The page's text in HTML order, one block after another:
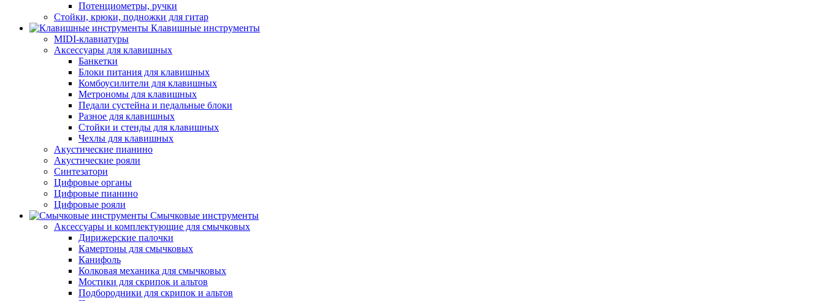
Потенциометры, ручки
Стойки, крюки, подножки для гитар
Клавишные инструменты
MIDI-клавиатуры
Аксессуары для клавишных
Банкетки
Блоки питания для клавишных
Комбоусилители для клавишных
Метрономы для клавишных
Педали сустейна и педальные блоки
Разное для клавишных
Стойки и стенды для клавишных
Чехлы для клавишных
Акустические пианино
Акустические рояли
Синтезатори
Цифровые органы
Цифровые пианино
Цифровые рояли
Смычковые инструменты
Аксессуары и комплектующие для смычковых
Дирижерские палочки
Камертоны для смычковых
Канифоль
Колковая механика для смычковых
Мостики для скрипок и альтов
Подбородники для скрипок и альтов